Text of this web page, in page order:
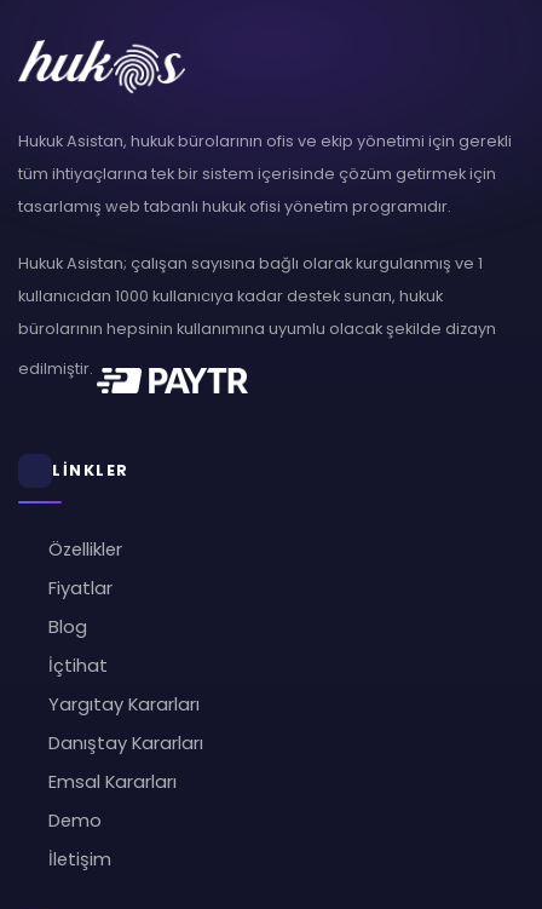
Hukuk Asistan, hukuk bürolarının ofis ve ekip yönetimi için gerekli
tüm ihtiyaçlarına tek bir sistem içerisinde çözüm getirmek için
tasarlamış web tabanlı hukuk ofisi yönetim programıdır.
Hukuk Asistan; çalışan sayısına bağlı olarak kurgulanmış ve 1
kullanıcıdan 1000 kullanıcıya kadar destek sunan, hukuk
bürolarının hepsinin kullanımına uyumlu olacak şekilde dizayn
edilmiştir.
LİNKLER
Özellikler
Fiyatlar
Blog
İçtihat
Yargıtay Kararları
Danıştay Kararları
Emsal Kararları
Demo
İletişim